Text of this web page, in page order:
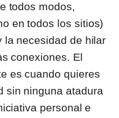
todos modos,
en todos los sitios)
la necesidad de hilar
conexiones. El
es cuando quieres
sin ninguna atadura
personal e